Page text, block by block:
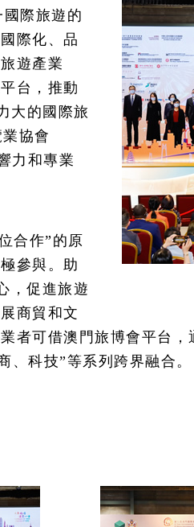
際旅遊的
際化、品
遊產業
台，推動
大的國際旅
協會
力和專業
合作”的原
參與。助
，促進旅遊
商貿和文
者可借澳門旅博會平台
科技”等系列跨界融合。